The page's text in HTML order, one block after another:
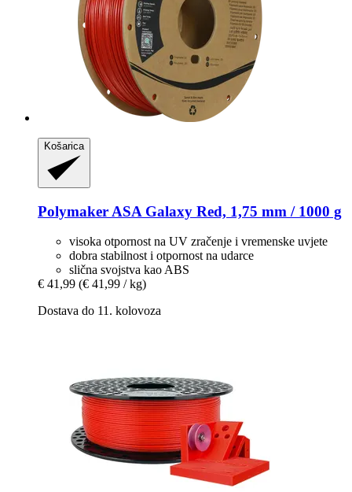
Košarica
Polymaker ASA Galaxy Red, 1,75 mm / 1000 g
visoka otpornost na UV zračenje i vremenske uvjete
dobra stabilnost i otpornost na udarce
slična svojstva kao ABS
€ 41,99 (€ 41,99 / kg)
Dostava do 11. kolovoza